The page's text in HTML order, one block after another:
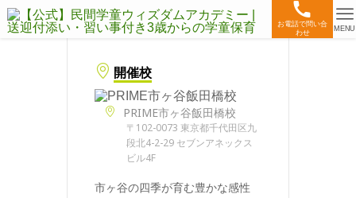
お電話で問い合
わせ
MENU
開催校
PRIME市ヶ谷飯田橋校
〒102-0073 東京都千代田区九
段北4-2-29 セブンアネックス
ビル4F
市ヶ谷の四季が育む豊かな感性